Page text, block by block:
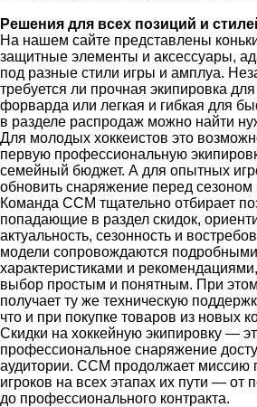
Решения для всех позиций и
На нашем сайте представлены
защитные элементы и аксессуары,
под разные стили игры и амплуа.
требуется ли прочная экипировка
форварда или легкая и гибкая для
в разделе распродаж можно найти
Для молодых хоккеистов это
первую профессиональную
семейный бюджет. А для опытных
обновить снаряжение перед сезоном
Команда CCM тщательно отбирает
попадающие в раздел скидок,
актуальность, сезонность и
модели сопровождаются подробными
характеристиками и
выбор простым и понятным. При
получает ту же техническую
что и при покупке товаров из новых
Скидки на хоккейную экипировку —
профессиональное снаряжение
аудитории. CCM продолжает миссию
игроков на всех этапах их пути — от
до профессионального контракта.